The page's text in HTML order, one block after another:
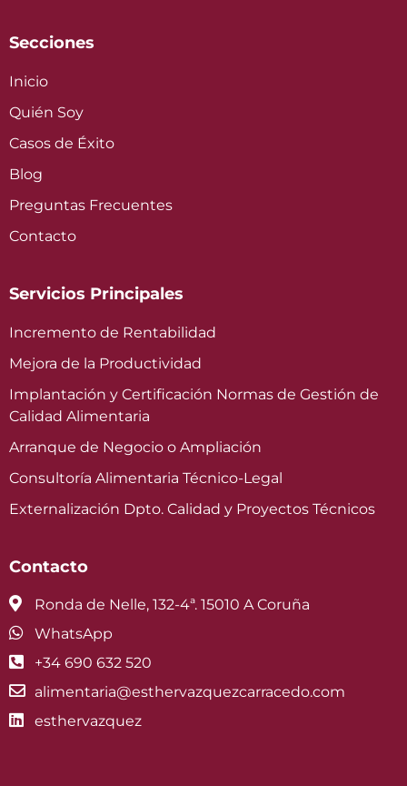
Secciones
Inicio
Quién Soy
Casos de Éxito
Blog
Preguntas Frecuentes
Contacto
Servicios Principales
Incremento de Rentabilidad
Mejora de la Productividad
Implantación y Certificación Normas de Gestión de
Calidad Alimentaria
Arranque de Negocio o Ampliación
Consultoría Alimentaria Técnico-Legal
Externalización Dpto. Calidad y Proyectos Técnicos
Contacto
Ronda de Nelle, 132-4ª. 15010 A Coruña
WhatsApp
+34 690 632 520
alimentaria@esthervazquezcarracedo.com
esthervazquez